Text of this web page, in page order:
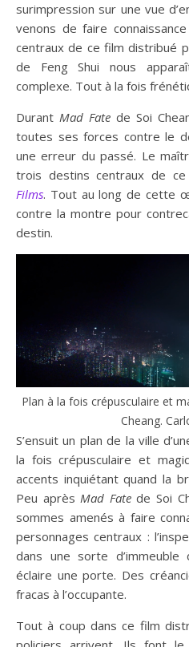
surimpression sur une vue
venons de faire
centraux de ce film distribué
de Feng Shui nous
complexe. Tout à la fois
Durant Mad Fatede Soi
toutes ses forces contre le
une erreur du passé. Le
trois destins centraux de
Films. Tout au long de cette
contre la montre pour
destin.
Plan à la fois crépusculaire et
Cheang.
S’ensuit un plan de la ville
la fois crépusculaire et
accents inquiétant quand la
Peu aprèsMad Fatede Soi
sommes amenés à faire
personnages centraux :
dans une sorte
éclaire une porte. Des
fracas à l’occupante.
Tout à coup dans ce film